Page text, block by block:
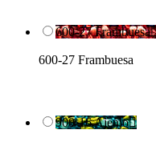
600-27 Frambuesa
600-27 Frambuesa
900-16 Ajenjo